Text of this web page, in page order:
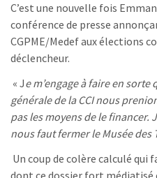
C’est une nouvelle fois
conférence de presse
CGPME/Medef aux élections
déclencheur.
« Je m’engage à faire en
générale de la CCI nous
pas les moyens de le financer.
nous faut fermer le Musée des
Un coup de colère calculé